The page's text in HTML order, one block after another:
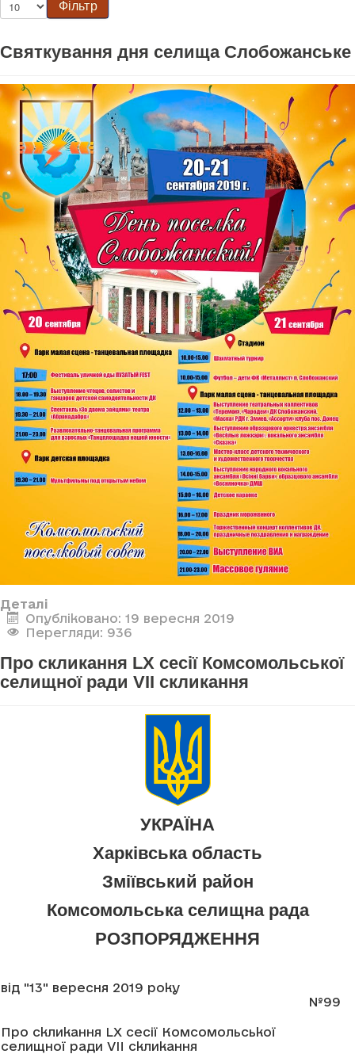
Фільтр
Святкування дня селища Слобожанське
Деталі
Опубліковано: 19 вересня 2019
Перегляди: 936
Про скликання LX сесії Комсомольської
селищної ради VII скликання
УКРАЇНА
Харківська область
Зміївський район
Комсомольська селищна рада
РОЗПОРЯДЖЕННЯ
від "13" вересня 2019 року
№99
Про скликання LX сесії Комсомольської
селищної ради VII скликання